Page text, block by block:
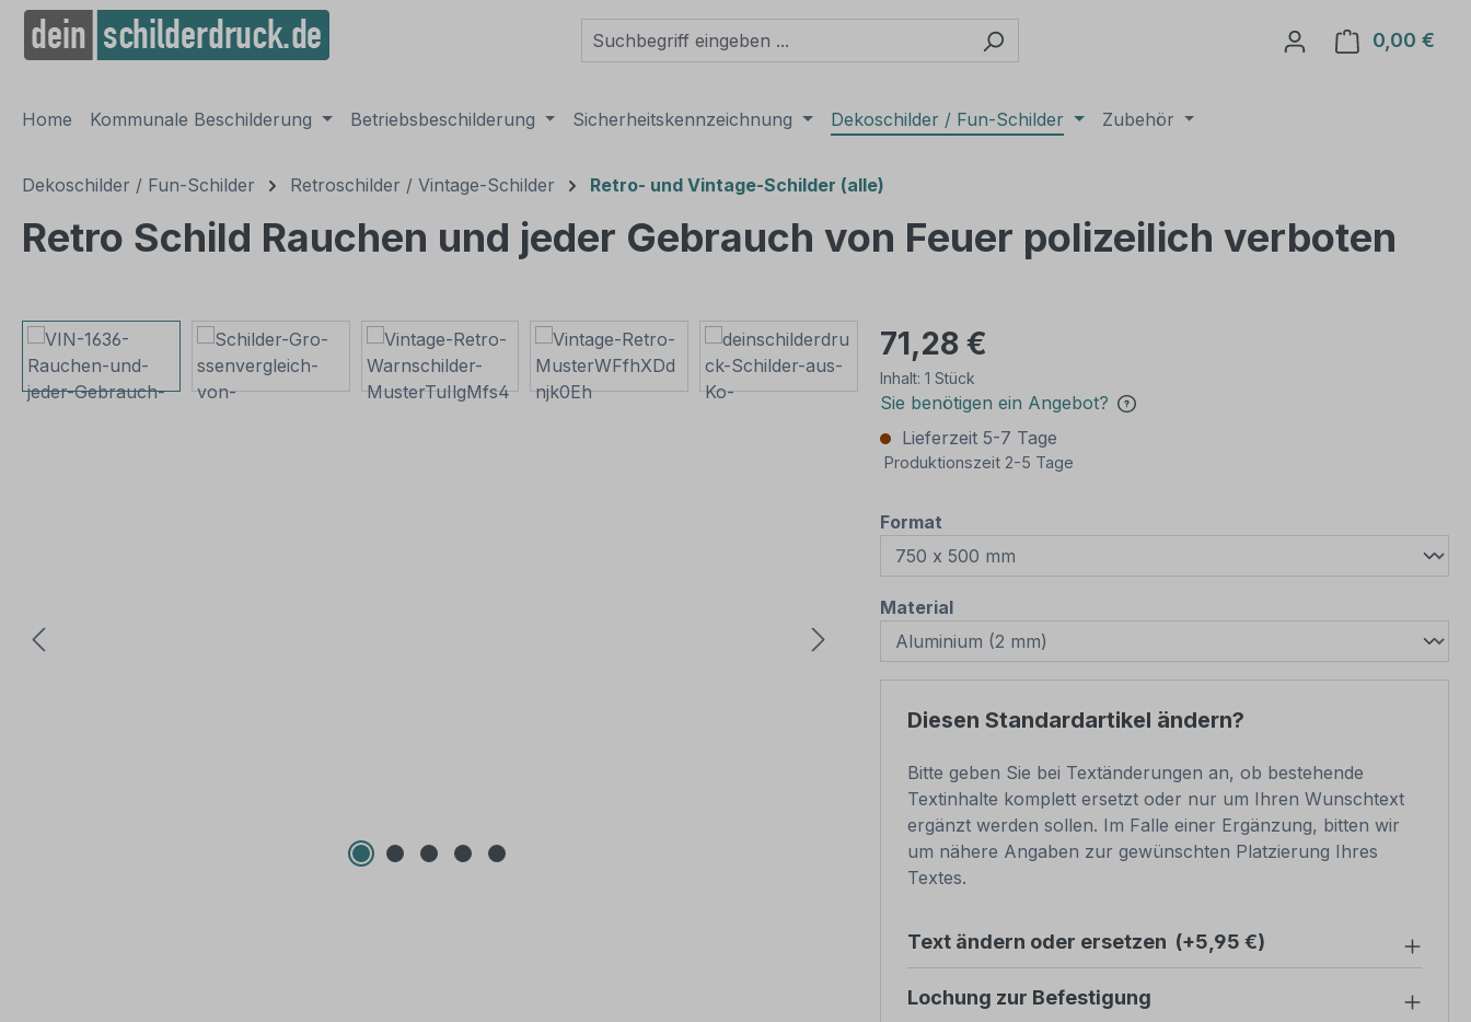
Zur Hauptnavigation springen
0,00 €
Home Kommunale Beschilderung Betriebsbeschilderung Sicherheitskennzeichnung Dekoschilder / Fun-Schilder Zubehör
Dekoschilder / Fun-Schilder Retroschilder / Vintage-Schilder Retro- und Vintage-Schilder (alle)
Retro Schild Rauchen und jeder Gebrauch von Feuer polizeilich verboten
Bildergalerie überspringen 71,28 €
Inhalt: 1 Stück
Sie benötigen ein Angebot?
Lieferzeit 5-7 Tage
Produktionszeit 2-5 Tage
Format
Materialauswählen
Diesen Standardartikel ändern?
Bitte geben Sie bei Textänderungen an, ob bestehende
Textinhalte komplett ersetzt oder nur um Ihren Wunschtext
ergänzt werden sollen. Im Falle einer Ergänzung, bitten wir
um nähere Angaben zur gewünschten Platzierung Ihres
Textes.
Text ändern oder ersetzen (+5,95 €)
Lochung zur Befestigung